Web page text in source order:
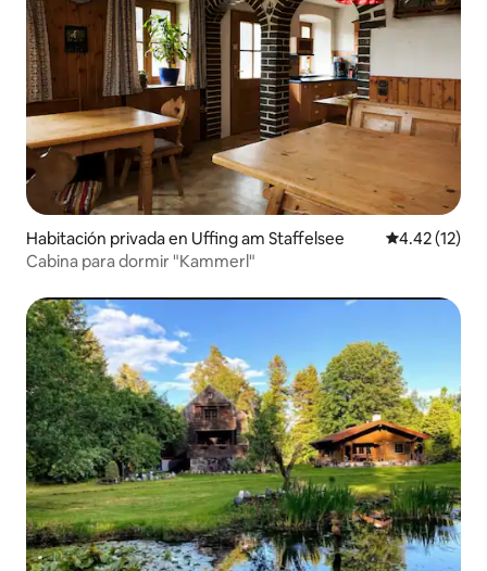
Habitación privada en Uffing am Staffelsee Calificación
4.42 (12)
Cabina para dormir "Kammerl"